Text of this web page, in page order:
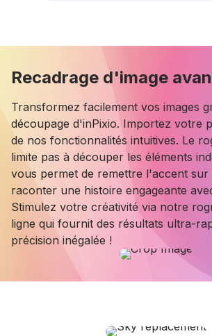
Recadrage d'image
Transformez facilement vos images
découpage d'inPixio. Importez votre
de nos fonctionnalités intuitives. Le
limite pas à découper les éléments
vous permet de remettre l'accent sur
raconter une histoire engageante
Stimulez votre créativité via notre
ligne qui fournit des résultats ultra-
précision inégalée !